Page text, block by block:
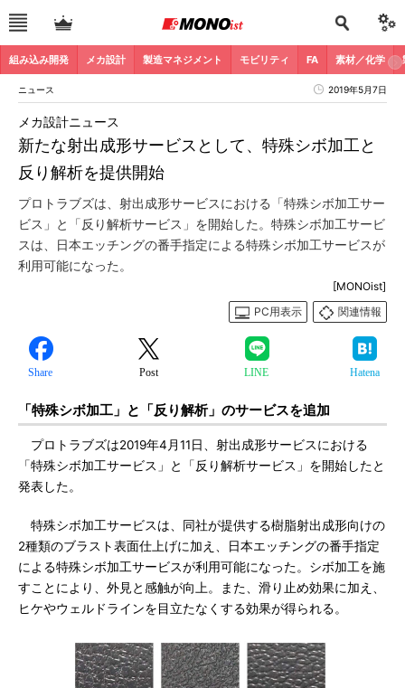
組み込み開発 メカ設計 製造マネジメント モビリティ FA 素材／化学
ニュース 2019年5月7日
新たな射出成形サービスとして、特殊シボ加工と
反り解析を提供開始
メカ設計ニュース
プロトラブズは、射出成形サービスにおける「特殊シボ加工サー
ビス」と「反り解析サービス」を開始した。特殊シボ加工サービ
スは、日本エッチングの番手指定による特殊シボ加工サービスが
利用可能になった。
[MONOist]
PC用表示
関連情報
Share Post LINE Hatena
「特殊シボ加工」と「反り解析」のサービスを追加
プロトラブズは2019年4月11日、射出成形サービスにおける
「特殊シボ加工サービス」と「反り解析サービス」を開始したと
発表した。
特殊シボ加工サービスは、同社が提供する樹脂射出成形向けの
2種類のブラスト表面仕上げに加え、日本エッチングの番手指定
による特殊シボ加工サービスが利用可能になった。シボ加工を施
すことにより、外見と感触が向上。また、滑り止め効果に加え、
ヒケやウェルドラインを目立たなくする効果が得られる。